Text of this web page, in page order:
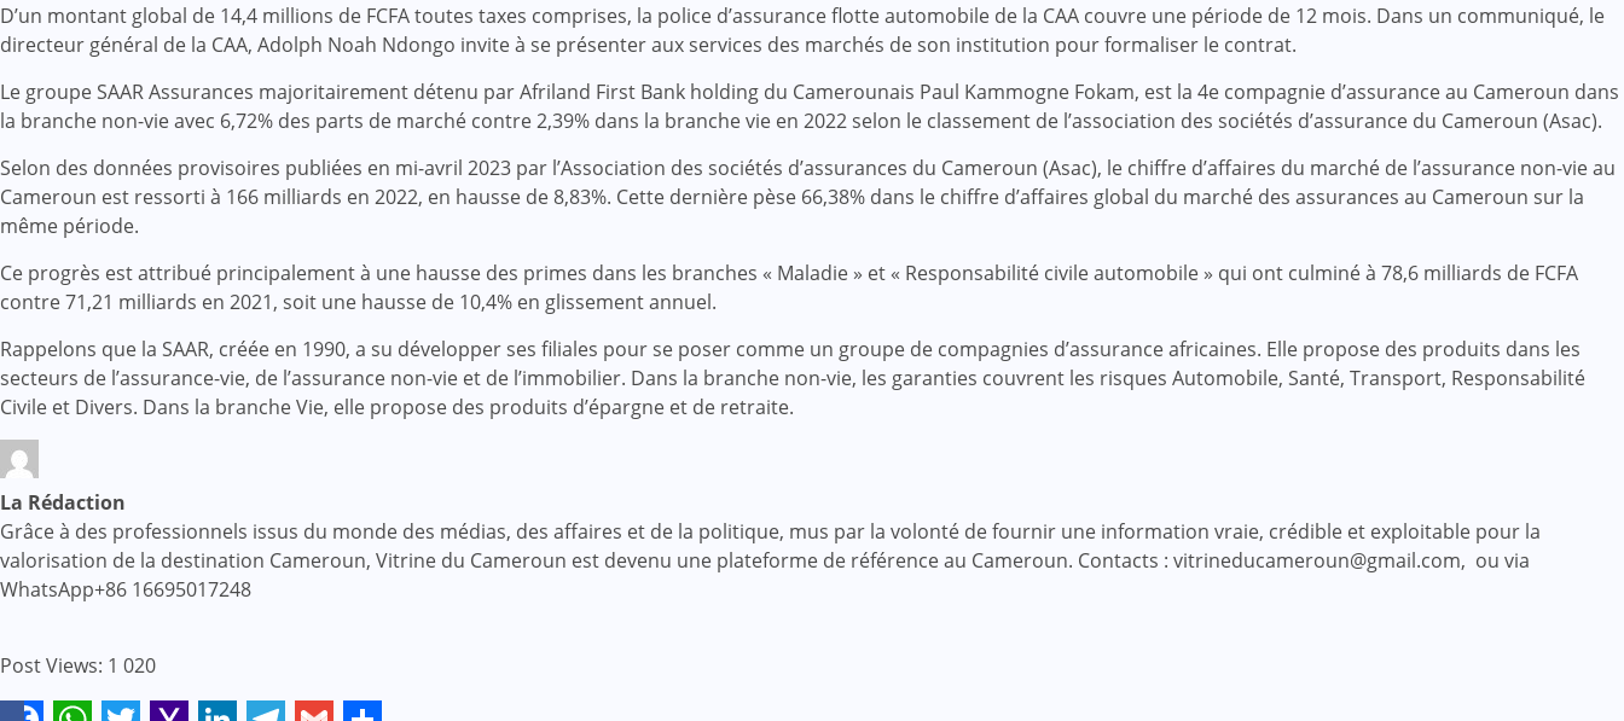
D’un montant global de 14,4 millions de FCFA toutes taxes comprises, la police d’assurance flotte automobile de la CAA couvre une période de 12 mois. Dans un communiqué, le
directeur général de la CAA, Adolph Noah Ndongo invite à se présenter aux services des marchés de son institution pour formaliser le contrat.
Le groupe SAAR Assurances majoritairement détenu par Afriland First Bank holding du Camerounais Paul Kammogne Fokam, est la 4e compagnie d’assurance au Cameroun dans
la branche non-vie avec 6,72% des parts de marché contre 2,39% dans la branche vie en 2022 selon le classement de l’association des sociétés d’assurance du Cameroun (Asac).
Selon des données provisoires publiées en mi-avril 2023 par l’Association des sociétés d’assurances du Cameroun (Asac), le chiffre d’affaires du marché de l’assurance non-vie au
Cameroun est ressorti à 166 milliards en 2022, en hausse de 8,83%. Cette dernière pèse 66,38% dans le chiffre d’affaires global du marché des assurances au Cameroun sur la
même période.
Ce progrès est attribué principalement à une hausse des primes dans les branches « Maladie » et « Responsabilité civile automobile » qui ont culminé à 78,6 milliards de FCFA
contre 71,21 milliards en 2021, soit une hausse de 10,4% en glissement annuel.
Rappelons que la SAAR, créée en 1990, a su développer ses filiales pour se poser comme un groupe de compagnies d’assurance africaines. Elle propose des produits dans les
secteurs de l’assurance-vie, de l’assurance non-vie et de l’immobilier. Dans la branche non-vie, les garanties couvrent les risques Automobile, Santé, Transport, Responsabilité
Civile et Divers. Dans la branche Vie, elle propose des produits d’épargne et de retraite.
La Rédaction
Grâce à des professionnels issus du monde des médias, des affaires et de la politique, mus par la volonté de fournir une information vraie, crédible et exploitable pour la
valorisation de la destination Cameroun, Vitrine du Cameroun est devenu une plateforme de référence au Cameroun. Contacts : vitrineducameroun@gmail.com, ou via
WhatsApp+86 16695017248
Post Views: 1 020